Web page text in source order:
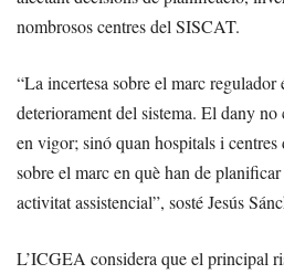
nombrosos centres del SISCAT.
“La incertesa sobre el marc
deteriorament del sistema. El dany
en vigor; sinó quan hospitals i centres
sobre el marc en què han de
activitat assistencial”, sosté Jesús
L’ICGEA considera que el principal